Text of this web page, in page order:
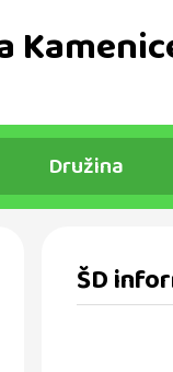
Družina
ŠD